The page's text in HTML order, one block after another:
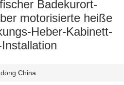
Badekurort-
motorisierte heiße
Heber-Kabinett-
China